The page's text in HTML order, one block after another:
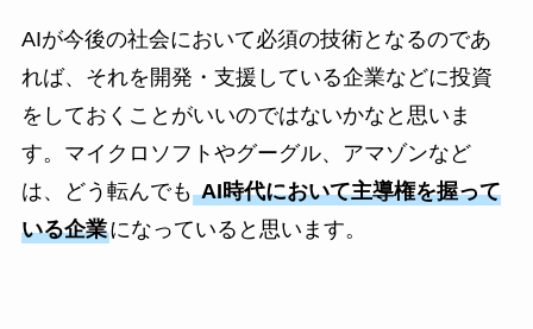
AIが今後の社会において必須の技術となるのであ
れば、それを開発・支援している企業などに投資
をしておくことがいいのではないかなと思いま
す。マイクロソフトやグーグル、アマゾンなど
は、どう転んでもAI時代において主導権を握って
いる企業になっていると思います。